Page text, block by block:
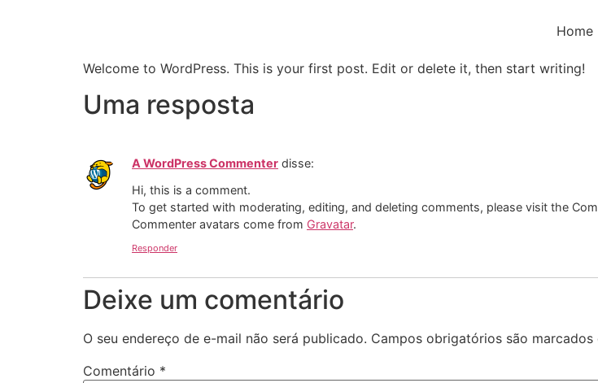
Home
Welcome to WordPress. This is your first post. Edit or delete it, then start writing!
Uma resposta
A WordPress Commenter disse:
Hi, this is a comment.
To get started with moderating, editing, and deleting comments, please visit the
Commenter avatars come from Gravatar.
Responder
Deixe um comentário
O seu endereço de e-mail não será publicado. Campos obrigatórios são marcados
Comentário *